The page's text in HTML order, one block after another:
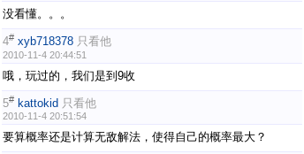
没看懂。。。
4# xyb718378 只看他
2010-11-4 20:44:51
哦，玩过的，我们是到9收
5# kattokid 只看他
2010-11-4 20:51:54
要算概率还是计算无敌解法，使得自己的概率最大？